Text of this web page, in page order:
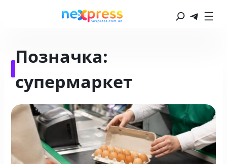
Позначка:
супермаркет